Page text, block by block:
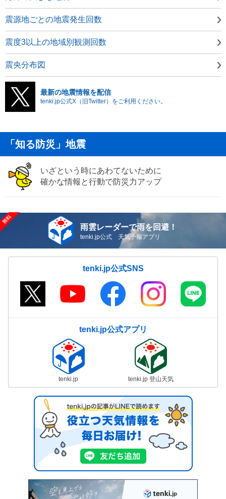
震源地ごとの地震発生回数
震度3以上の地域別観測回数
震央分布図
最新の地震情報を配信
tenki.jp公式X（旧Twitter）をご利用ください。
「知る防災」地震
いざという時にあわてないために
確かな情報と行動で防災力アップ
雨雲レーダーで雨を回避！
tenki.jp公式 天気予報アプリ
tenki.jp公式SNS
tenki.jp公式アプリ
tenki.jp tenki.jp 登山天気